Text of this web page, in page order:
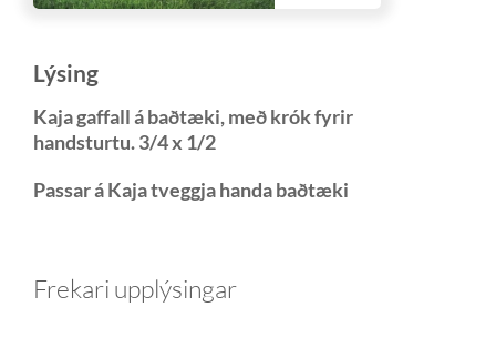
Lýsing
Kaja gaffall á baðtæki, með krók fyrir
handsturtu. 3/4 x 1/2
Passar á Kaja tveggja handa baðtæki
Frekari upplýsingar